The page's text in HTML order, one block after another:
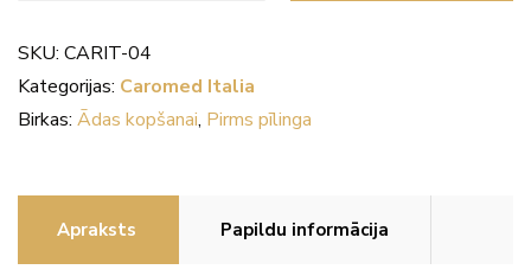
terapija
daudzums
SKU: CARIT-04
Kategorijas: Caromed Italia
Birkas: Ādas kopšanai, Pirms pīlinga
Apraksts Papildu informācija